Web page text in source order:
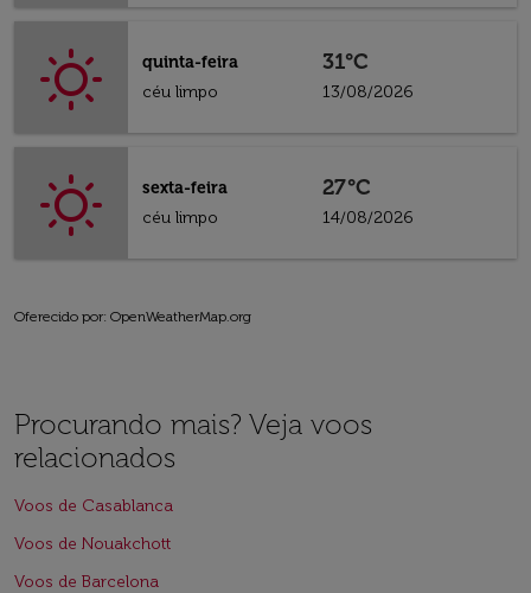
quinta-feira
céu limpo
31°C
13/08/2026
sexta-feira
céu limpo
27°C
14/08/2026
Oferecido por: OpenWeatherMap.org
Procurando mais? Veja voos
relacionados
Voos de Casablanca
Voos de Nouakchott
Voos de Barcelona